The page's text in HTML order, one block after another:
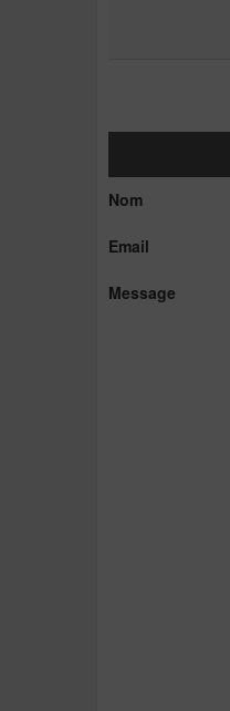
Nom
Email
Message